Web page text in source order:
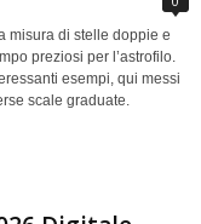
misura di stelle doppie e
preziosi per l’astrofilo.
esempi, qui messi
scale graduate.